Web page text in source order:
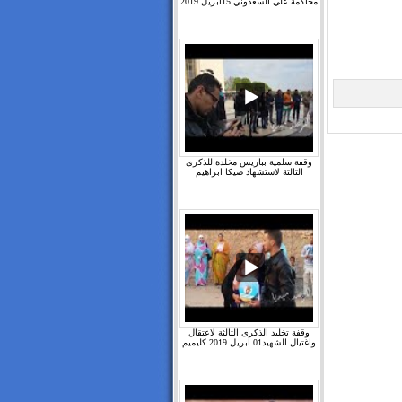
وقفة سلمية بباريس مخلدة للذكرى
الثالثة لاستشهاد صيكا ابراهيم
وقفة تخليد الذكرى الثالثة لاعتقال
واغتيال الشهيد01 ابريل 2019 كليميم